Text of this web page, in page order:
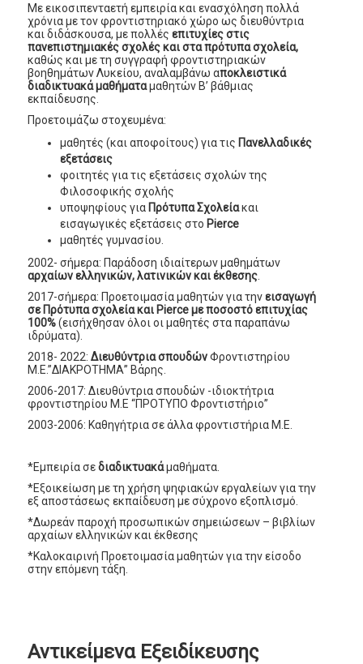
Με εικοσιπενταετή εμπειρία και ενασχόληση πολλά
χρόνια με τον φροντιστηριακό χώρο ως διευθύντρια
και διδάσκουσα, με πολλέςεπιτυχίεςστις
πανεπιστημιακές σχολές και στα πρότυπα σχολεία,
καθώς και με τη συγγραφή φροντιστηριακών
βοηθημάτων Λυκείου, αναλαμβάνω αποκλειστικά
διαδικτυακά μαθήματαμαθητών Β’ βάθμιας
εκπαίδευσης.
Προετοιμάζω στοχευμένα:
μαθητές (και αποφοίτους) για τις Πανελλαδικές
εξετάσεις
φοιτητές για τις εξετάσεις σχολών της
Φιλοσοφικής σχολής
υποψηφίους για Πρότυπα Σχολείακαι
εισαγωγικές εξετάσεις στο Pierce
μαθητές γυμνασίου.
2002- σήμερα: Παράδοση ιδιαίτερων μαθημάτων
αρχαίων ελληνικών, λατινικών και έκθεσης
2017-σήμερα: Προετοιμασία μαθητών για τηνεισαγωγή
σε Πρότυπα σχολεία και Pierce με ποσοστό επιτυχίας
100%(εισήχθησαν όλοι οι μαθητές στα παραπάνω
ιδρύματα).
2018- 2022:Διευθύντρια σπουδώνΦροντιστηρίου
Μ.Ε.”ΔΙΑΚΡΟΤΗΜΑ” Βάρης.
2006-2017: Διευθύντρια σπουδών -ιδιοκτήτρια
φροντιστηρίου Μ.Ε “ΠΡΟΤΥΠΟ Φροντιστήριο”
2003-2006: Καθηγήτρια σε άλλα φροντιστήρια Μ.Ε.
*Εμπειρία σεδιαδικτυακάμαθήματα.
*Εξοικείωση με τη χρήση ψηφιακών εργαλείων για την
εξ αποστάσεως εκπαίδευση με σύχρονο εξοπλισμό.
*Δωρεάν παροχή προσωπικών σημειώσεων – βιβλίων
αρχαίων ελληνικών και έκθεσης
*Καλοκαιρινή Προετοιμασία μαθητών για την είσοδο
στην επόμενη τάξη.
Αντικείμενα Εξειδίκευσης